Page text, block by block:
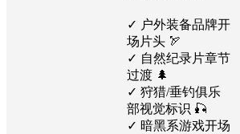
✓ 户外装备品牌开
场片头 🏹
✓ 自然纪录片章节
过渡 🌲
✓ 狩猎/垂钓俱乐
部视觉标识 🎣
✓ 暗黑系游戏开场